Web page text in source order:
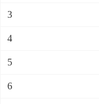
3
4
5
6